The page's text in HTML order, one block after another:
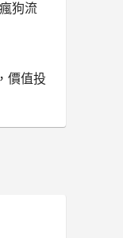
狗流
價值投